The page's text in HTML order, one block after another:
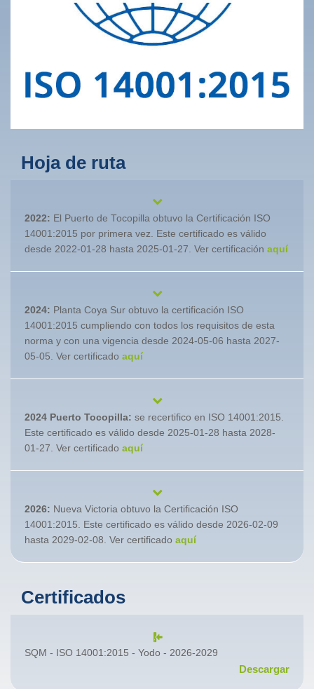
Hoja de ruta
2022: El Puerto de Tocopilla obtuvo la Certificación ISO
14001:2015 por primera vez. Este certificado es válido
desde 2022-01-28 hasta 2025-01-27. Ver certificación aquí
2024: Planta Coya Sur obtuvo la certificación ISO
14001:2015 cumpliendo con todos los requisitos de esta
norma y con una vigencia desde 2024-05-06 hasta 2027-
05-05. Ver certificado aquí
2024 Puerto Tocopilla: se recertifico en ISO 14001:2015.
Este certificado es válido desde 2025-01-28 hasta 2028-
01-27. Ver certificado aquí
2026: Nueva Victoria obtuvo la Certificación ISO
14001:2015. Este certificado es válido desde 2026-02-09
hasta 2029-02-08. Ver certificado aquí
Certificados
SQM - ISO 14001:2015 - Yodo - 2026-2029
Descargar